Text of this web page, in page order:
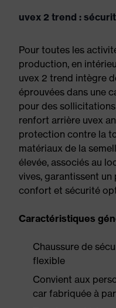
uvex 2 trend :
Pour toutes les
production, en
uvex 2 trend intègre
éprouvées dans une
pour des sollicitations
renfort arrière uvex
protection contre la
matériaux de la
élevée, associés au
vives, garantissent
confort et sécurité
Caractéristiques
Chaussure de
flexible
Convient aux
car fabriquée à